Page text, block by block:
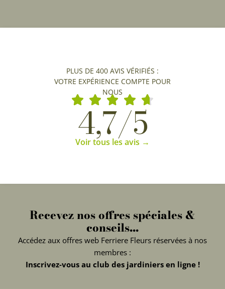
PLUS DE 400 AVIS VÉRIFIÉS :
VOTRE EXPÉRIENCE COMPTE POUR
NOUS
4,7/5
Voir tous les avis →
Recevez nos offres spéciales &
conseils...
Accédez aux offres web Ferriere Fleurs réservées à nos
membres :
Inscrivez-vous au club des jardiniers en ligne !